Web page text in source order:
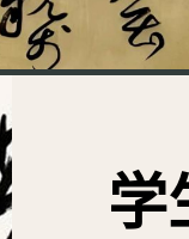
学